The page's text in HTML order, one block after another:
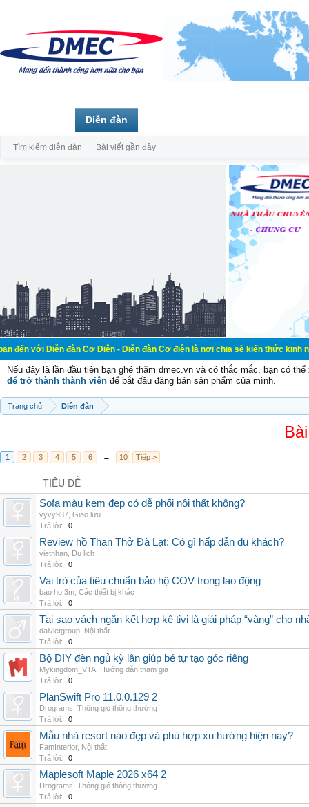
Diễn đàn Cơ Điện - Diễn đàn Cơ điện là nơi chia sẽ kiến thức kinh
Nếu đây là lần đầu tiên bạn ghé thăm dmec.vn và có thắc mắc, bạn có
để trở thành thành viên để bắt đầu đăng bán sản phẩm của mình.
Trang chủ Diễn đàn
1 2 3 4 5 6 → 10 Tiếp >
TIÊU ĐỀ
Sofa màu kem đẹp có dễ phối nội thất không?
vyvy937 Giao lưu
Trả lời:
0
Review hồ Than Thở Đà Lạt: Có gì hấp dẫn du khách?
vietnhan Du lịch
Trả lời:
0
Vai trò của tiêu chuẩn bảo hộ COV trong lao động
bao ho 3m Các thiết bị khác
Trả lời:
0
Tại sao vách ngăn kết hợp kệ tivi là giải pháp “vàng” cho
daivietgroup Nội thất
Trả lời:
0
Bộ DIY đèn ngủ kỳ lân giúp bé tự tạo góc riêng
Mykingdom_VTA Hướng dẫn tham gia
Trả lời:
0
PlanSwift Pro 11.0.0.129 2
Drograms Thông gió thông thường
Trả lời:
0
Mẫu nhà resort nào đẹp và phù hợp xu hướng hiện nay?
FamInterior, Nội thất
Trả lời:
0
Maplesoft Maple 2026 x64 2
Drograms Thông gió thông thường
Trả lời:
0
Diễn đàn
Tìm kiếm diễn đàn Bài viết gần đây